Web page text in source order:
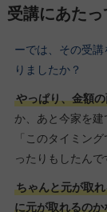
受講にあた
ーでは、その受
りましたか？
やっぱり、金額
か、あと今家を
「このタイミン
ったりもしたんで
ちゃんと元が取
に元が取れるの